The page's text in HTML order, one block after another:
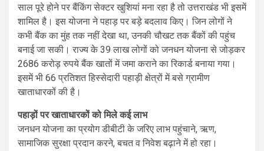
साल पूरे होने पर बैंकिंग सेक्टर खुशियां मना रहा है तो उत्तराखंड भी इसमें
शामिल है। इस योजना ने पहाड़ पर बड़े बदलाव किए। जिन लोगों ने
कभी बैंक का मुंह तक नहीं देखा था, उनकी चौखट तक बैंकों की पहुंच
बनाई जा सकी। राज्य के 39 लाख लोगों को जनधन योजना से जोड़कर
2686 करोड़ रुपये बैंक खातों में जमा कराने का रिकार्ड बनाया गया।
इसमें भी 66 प्रतिशत हिस्सेदारी पहाड़ी क्षेत्रों में बसे ग्रामीण
खाताधारकों की है।
पहाड़ों पर खाताधारकों को मिले कई लाभ
जनधन योजना का प्रयोग डीबीटी के जरिए लाभ पहुंचाने, ऋण,
सामाजिक सुरक्षा प्रदान करने, बचत व निवेश बढ़ाने में हो रहा।